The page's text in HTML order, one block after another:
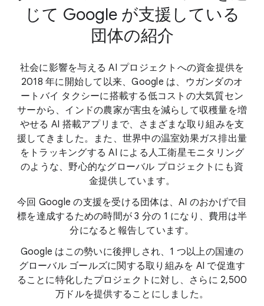
じて Google が支援している
団体の紹介
社会に影響を与える AI プロジェクトへの資金提供を
2018 年に開始して以来、Google は、ウガンダのオ
ートバイ タクシーに搭載する低コストの大気質セン
サーから、インドの農家が害虫を減らして収穫量を増
やせる AI 搭載アプリまで、さまざまな取り組みを支
援してきました。また、世界中の温室効果ガス排出量
をトラッキングする AI による人工衛星モニタリング
のような、野心的なグローバル プロジェクトにも資
金提供しています。
今回 Google の支援を受ける団体は、AI のおかげで目
標を達成するための時間が 3 分の 1 になり、費用は半
分になると報告しています。
Google はこの勢いに後押しされ、1 つ以上の国連の
グローバル ゴールズに関する取り組みを AI で促進す
ることに特化したプロジェクトに対し、さらに 2,500
万ドルを提供することにしました。